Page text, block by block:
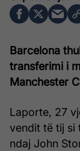
Barcelona
transferimi i
Manchester
Laporte, 27
vendit të tij si
ndaj John